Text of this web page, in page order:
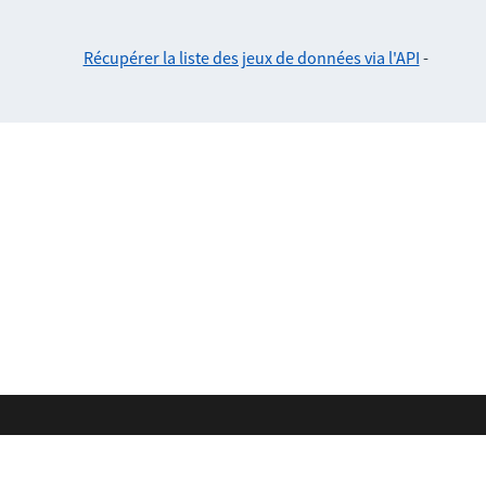
Récupérer la liste des jeux de données via l'API -